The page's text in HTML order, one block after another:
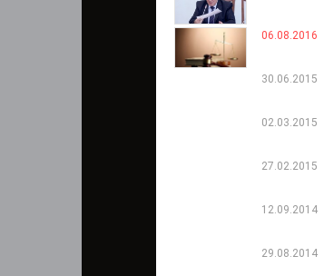
06.08.2016
30.06.2015
02.03.2015
27.02.2015
12.09.2014
29.08.2014